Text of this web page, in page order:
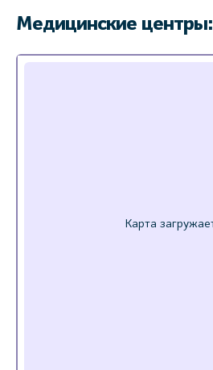
Медицинские центры: